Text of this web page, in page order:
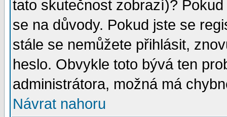
tato skutečnost zobrazí)?
se na důvody. Pokud jste se
stále se nemůžete přihlásit,
heslo. Obvykle toto bývá ten
administrátora, možná má
Návrat nahoru